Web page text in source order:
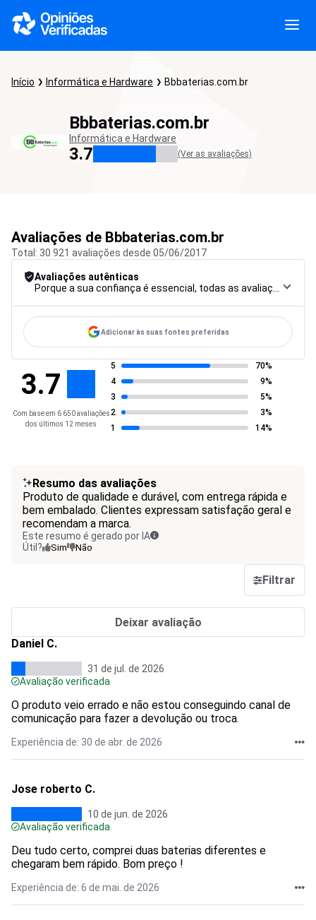
Início Informática e Hardware Bbbaterias.com.br
Bbbaterias.com.br
Informática e Hardware
3.7 (Ver as avaliações)
Avaliações de Bbbaterias.com.br
Total: 30 921 avaliações desde 05/06/2017
Avaliações autênticas
Adicionar às suas fontes preferidas
3.7
Com base em 6 650 avaliações
dos últimos 12 meses
5
70%
4
9%
3
5%
2
3%
1
14%
Resumo das avaliações
Produto de qualidade e durável, com entrega rápida e
bem embalado. Clientes expressam satisfação geral e
recomendam a marca.
Este resumo é gerado por IA
Útil?
Sim Não
Filtrar
Deixar avaliação
Daniel C.
31 de jul. de 2026
Avaliação verificada
O produto veio errado e não estou conseguindo canal de
comunicação para fazer a devolução ou troca.
Experiência de: 30 de abr. de 2026
Jose roberto C.
10 de jun. de 2026
Avaliação verificada
Deu tudo certo, comprei duas baterias diferentes e
chegaram bem rápido. Bom preço !
Experiência de: 6 de mai. de 2026